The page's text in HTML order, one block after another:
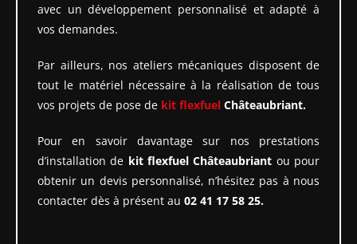
avec un développement personnalisé et adapté à
vos demandes.
Par ailleurs, nos ateliers mécaniques disposent de
tout le matériel nécessaire à la réalisation de tous
vos projets de pose de kit flexfuel Châteaubriant.
Pour en savoir davantage sur nos prestations
d’installation de kit flexfuel Châteaubriant ou pour
obtenir un devis personnalisé, n’hésitez pas à nous
contacter dès à présent au 02 41 17 58 25.